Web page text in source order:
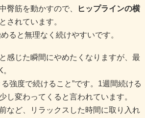
臀筋を動かすので、
ヒップラインの横
されています。
ると無理なく続けやすいです。
感じた瞬間にやめたくなりますが、最
強度で続けること”です。1週間続ける
し変わってくると言われています。
など、リラックスした時間に取り入れ